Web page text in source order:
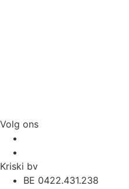
Volg ons
Kriski bv
BE 0422.431.238